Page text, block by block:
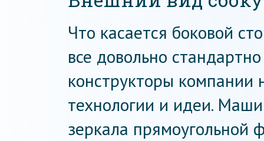
Что касается боковой
все довольно
конструкторы компании
технологии и идеи.
зеркала